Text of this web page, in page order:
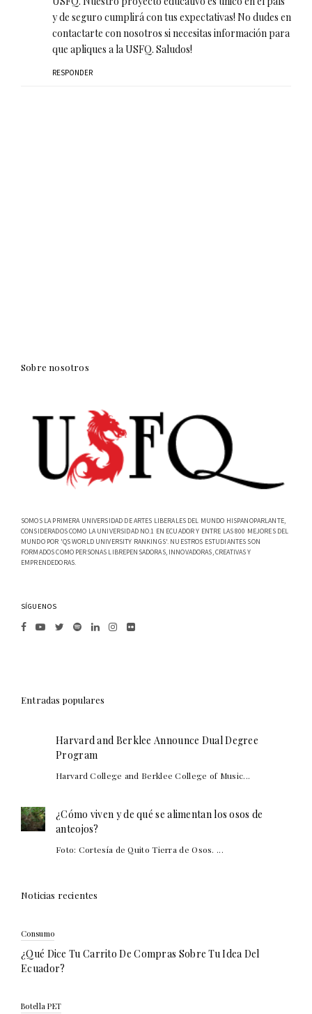
y de seguro cumplirá con tus expectativas! No dudes en
contactarte con nosotros si necesitas información para
que apliques a la USFQ. Saludos!
RESPONDER
Sobre nosotros
SOMOS LA PRIMERA UNIVERSIDAD DE ARTES LIBERALES DEL MUNDO HISPANOPARLANTE,
CONSIDERADOS COMO LA UNIVERSIDAD NO.1 EN ECUADOR Y ENTRE LAS 800 MEJORES DEL
MUNDO POR 'QS WORLD UNIVERSITY RANKINGS'. NUESTROS ESTUDIANTES SON
FORMADOS COMO PERSONAS LIBREPENSADORAS, INNOVADORAS, CREATIVAS Y
EMPRENDEDORAS.
SÍGUENOS
Entradas populares
Harvard and Berklee Announce Dual Degree
Program
Harvard College and Berklee College of Music...
¿Cómo viven y de qué se alimentan los osos de
anteojos?
Foto: Cortesía de Quito Tierra de Osos. ...
Noticias recientes
Consumo
¿Qué Dice Tu Carrito De Compras Sobre Tu Idea Del
Ecuador?
Botella PET